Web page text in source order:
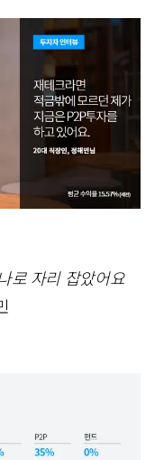
로 자리 잡았어요